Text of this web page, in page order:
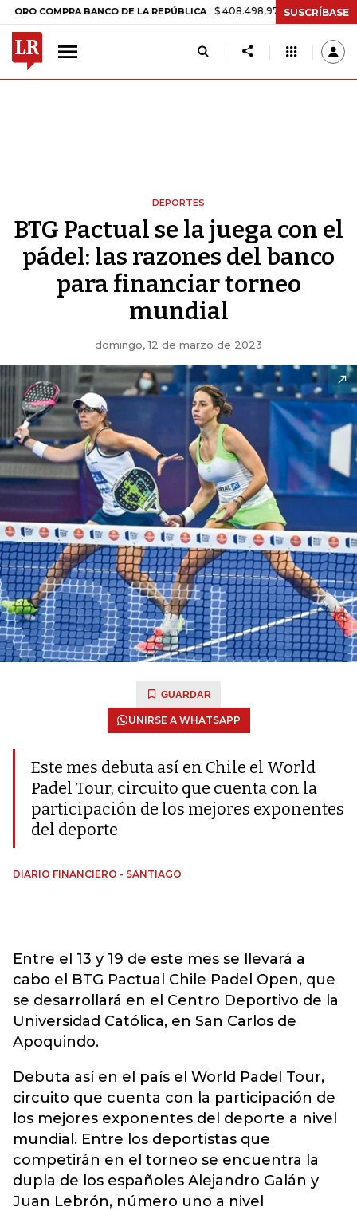
BANCO DE LA REPÚBLICA $ 408.498,97 +$ 8.753,81 +2,19%
SUSCRÍBASE
DEPORTES
BTG Pactual se la juega con el
pádel: las razones del banco
para financiar torneo
mundial
domingo, 12 de marzo de 2023
GUARDAR
UNIRSE A WHATSAPP
Este mes debuta así en Chile el World
Padel Tour, circuito que cuenta con la
participación de los mejores exponentes
del deporte
DIARIO FINANCIERO - SANTIAGO
Entre el 13 y 19 de este mes se llevará a
cabo el BTG Pactual Chile Padel Open, que
se desarrollará en el Centro Deportivo de la
Universidad Católica, en San Carlos de
Apoquindo.
Debuta así en el país el World Padel Tour,
circuito que cuenta con la participación de
los mejores exponentes del deporte a nivel
mundial. Entre los deportistas que
competirán en el torneo se encuentra la
dupla de los españoles Alejandro Galán y
Juan Lebrón, número uno a nivel